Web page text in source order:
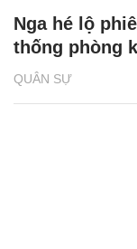
QUÂN SỰ
Nga hé lộ
thống phòng